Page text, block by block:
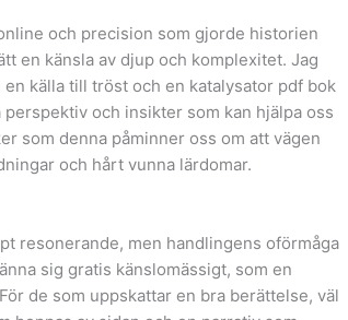
och precision som gjorde historien
en känsla av djup och komplexitet. Jag
källa till tröst och en katalysator pdf bok
och insikter som kan hjälpa oss
som denna påminner oss om att vägen
och hårt vunna lärdomar.
resonerande, men handlingens oförmåga
sig gratis känslomässigt, som en
de som uppskattar en bra berättelse, väl